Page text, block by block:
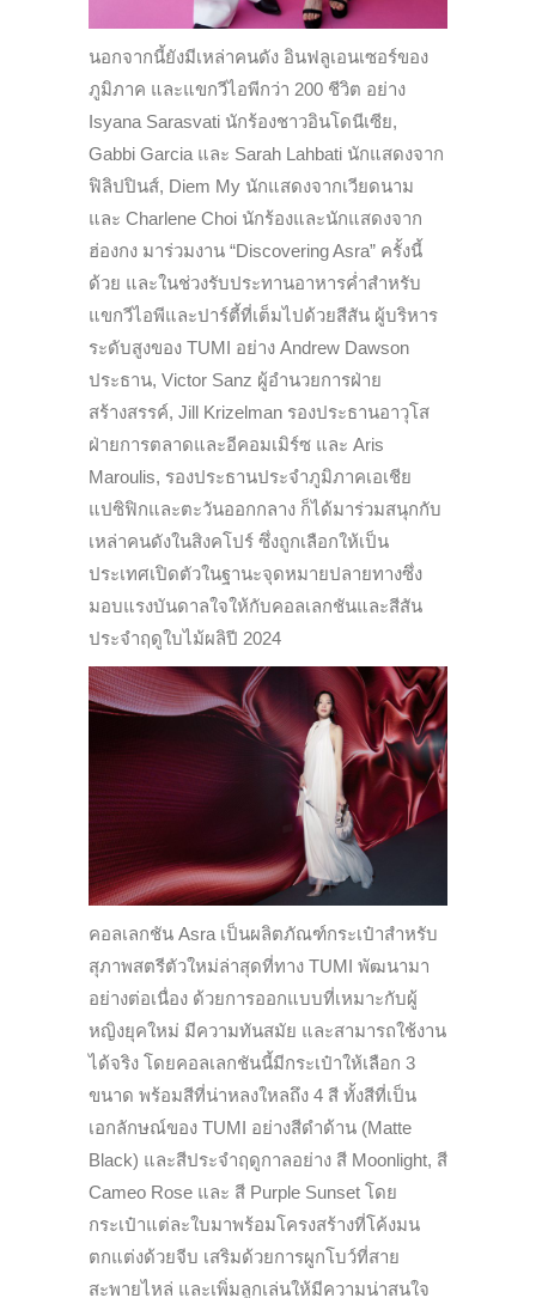
นอกจากนี้ยังมีเหล่าคนดัง อินฟลูเอนเซอร์ของ
ภูมิภาค และแขกวีไอพีกว่า 200 ชีวิต อย่าง
Isyana Sarasvati นักร้องชาวอินโดนีเซีย,
Gabbi Garcia และ Sarah Lahbati นักแสดงจาก
ฟิลิปปินส์, Diem My นักแสดงจากเวียดนาม
และ Charlene Choi นักร้องและนักแสดงจาก
ฮ่องกง มาร่วมงาน “Discovering Asra” ครั้งนี้
ด้วย และในช่วงรับประทานอาหารค่ำสำหรับ
แขกวีไอพีและปาร์ตี้ที่เต็มไปด้วยสีสัน ผู้บริหาร
ระดับสูงของ TUMI อย่าง Andrew Dawson
ประธาน, Victor Sanz ผู้อำนวยการฝ่าย
สร้างสรรค์, Jill Krizelman รองประธานอาวุโส
ฝ่ายการตลาดและอีคอมเมิร์ซ และ Aris
Maroulis, รองประธานประจำภูมิภาคเอเชีย
แปซิฟิกและตะวันออกกลาง ก็ได้มาร่วมสนุกกับ
เหล่าคนดังในสิงคโปร์ ซึ่งถูกเลือกให้เป็น
ประเทศเปิดตัวในฐานะจุดหมายปลายทางซึ่ง
มอบแรงบันดาลใจให้กับคอลเลกชันและสีสัน
ประจำฤดูใบไม้ผลิปี 2024
คอลเลกชัน Asra เป็นผลิตภัณฑ์กระเป๋าสำหรับ
สุภาพสตรีตัวใหม่ล่าสุดที่ทาง TUMI พัฒนามา
อย่างต่อเนื่อง ด้วยการออกแบบที่เหมาะกับผู้
หญิงยุคใหม่ มีความทันสมัย และสามารถใช้งาน
ได้จริง โดยคอลเลกชันนี้มีกระเป๋าให้เลือก 3
ขนาด พร้อมสีที่น่าหลงใหลถึง 4 สี ทั้งสีที่เป็น
เอกลักษณ์ของ TUMI อย่างสีดำด้าน (Matte
Black) และสีประจำฤดูกาลอย่าง สี Moonlight, สี
Cameo Rose และ สี Purple Sunset โดย
กระเป๋าแต่ละใบมาพร้อมโครงสร้างที่โค้งมน
ตกแต่งด้วยจีบ เสริมด้วยการผูกโบว์ที่สาย
สะพายไหล่ และเพิ่มลูกเล่นให้มีความน่าสนใจ